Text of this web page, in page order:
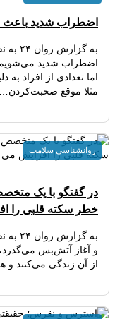
اضطراب شدید باعث
به
اضطراب شدید
اما تعدادی از افراد
مثلا موقع صحبت‌کردن…
در گفتگو با یک
خطر سکته قلبی را
و آغاز آتش‌بس می‌گذرد،
از آن زندگی می‌کنند و
روانشناسی سلامت